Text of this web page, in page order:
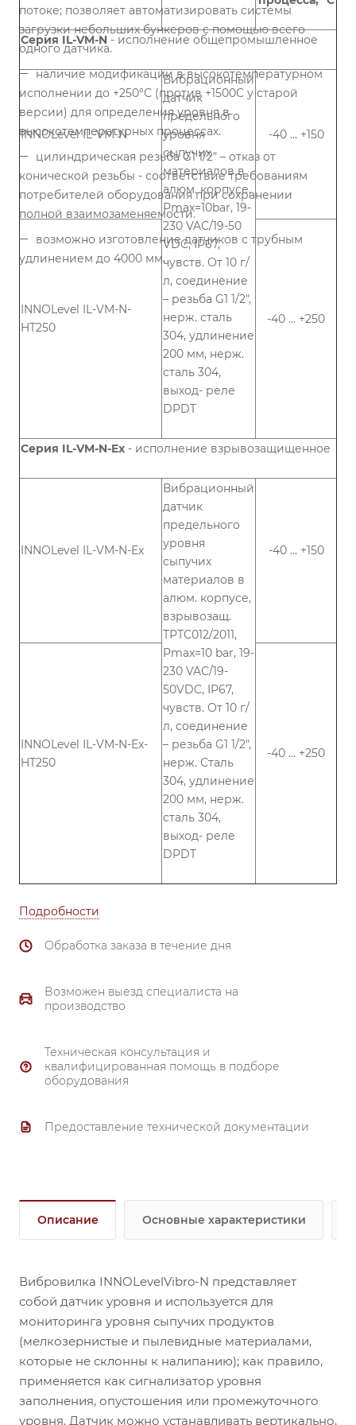
потоке; позволяет автоматизировать системы
загрузки небольших бункеров с помощью всего
одного датчика.
наличие модификации в высокотемпературном
исполнении до +250°С (против +1500С у старой
версии) для определения уровня в
высокотемпературных процессах.
цилиндрическая резьба G1 1/2" – отказ от
конической резьбы - соответствие требованиям
потребителей оборудования при сохранении
полной взаимозаменяемости.
возможно изготовление датчиков с трубным
удлинением до 4000 мм.
Серия IL-VM-N - исполнение общепромышленное
INNOLevel IL-VM-N
Вибрационный
датчик
предельного
уровня
сыпучих
материалов в
алюм. корпусе,
Pmax=10bar, 19-
230 VAC/19-50
VDC, IP67,
чувств. От 10 г/
л, соединение
– резьба G1 1/2",
нерж. сталь
304, удлинение
200 мм, нерж.
сталь 304,
выход- реле
DPDT
-40 … +150
INNOLevel IL-VM-N-
HT250
-40 … +250
Серия IL-VM-N-Ex - исполнение взрывозащищенное
INNOLevel IL-VM-N-Ex
Вибрационный
датчик
предельного
уровня
сыпучих
материалов в
алюм. корпусе,
взрывозащ.
ТРТС012/2011,
Pmax=10 bar, 19-
230 VAC/19-
50VDC, IP67,
чувств. От 10 г/
л, соединение
– резьба G1 1/2",
нерж. Сталь
304, удлинение
200 мм, нерж.
cталь 304,
выход- реле
DPDT
-40 … +150
INNOLevel IL-VM-N-Ex-
HT250
-40 … +250
Подробности
Обработка заказа в течение дня
Возможен выезд специалиста на
производство
Техническая консультация и
квалифицированная помощь в подборе
оборудования
Предоставление технической документации
Описание Основные характеристики
Вибровилка INNOLevelVibro-N представляет
собой датчик уровня и используется для
мониторинга уровня сыпучих продуктов
(мелкозернистые и пылевидные материалами,
которые не склонны к налипанию); как правило,
применяется как сигнализатор уровня
заполнения, опустошения или промежуточного
уровня. Датчик можно устанавливать вертикально,